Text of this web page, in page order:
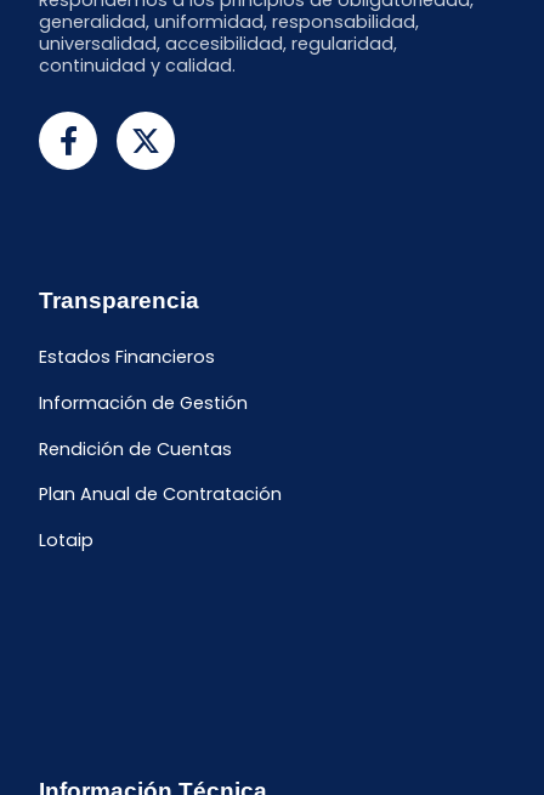
generalidad, uniformidad, responsabilidad,
universalidad, accesibilidad, regularidad,
continuidad y calidad.
Transparencia
Estados Financieros
Información de Gestión
Rendición de Cuentas
Plan Anual de Contratación
Lotaip